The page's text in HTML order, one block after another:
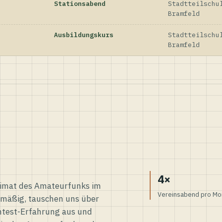
Stationsabend
Bramfeld
Ausbildungskurs
Bramfeld
des Amateurfunks im
tauschen uns über
Erfahrung aus und
4×
Vereinsabend pro